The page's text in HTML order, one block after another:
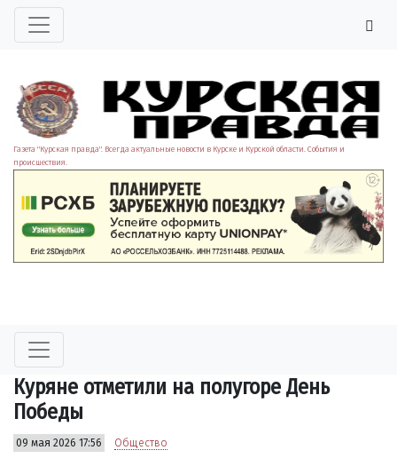
Газета "Курская правда". Всегда актуальные новости в Курске и Курской области. События и
происшествия.
Куряне отметили на полугоре День
Победы
09 мая 2026 17:56 Общество